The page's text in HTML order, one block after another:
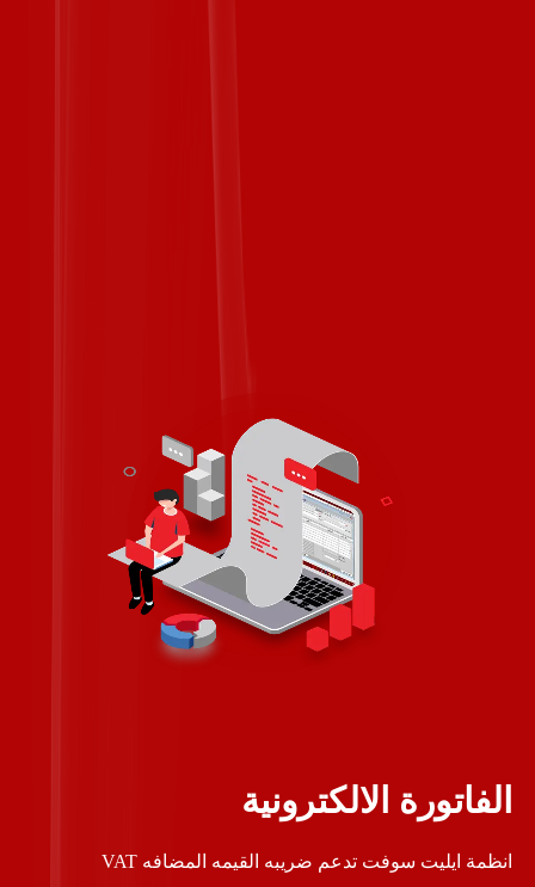
الفاتورة الالكترونية
انظمة ايليت سوفت تدعم ضريبه القيمه المضافه VAT